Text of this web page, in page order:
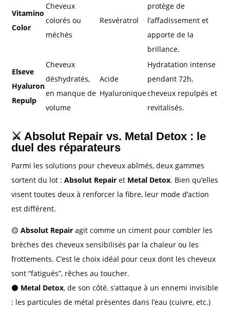
Vitamino
Color
Cheveux
colorés ou
méchés
Resvératrol
protège de
l’affadissement et
apporte de la
brillance.
Elseve
Hyaluron
Repulp
Cheveux
déshydratés,
en manque de
volume
Acide
Hyaluronique
Hydratation intense
pendant 72h,
cheveux repulpés et
revitalisés.
⚔️ Absolut Repair vs. Metal Detox : le
duel des réparateurs
Parmi les solutions pour cheveux abîmés, deux gammes
sortent du lot :Absolut Repair et Metal Detox. Bien qu’elles
visent toutes deux à renforcer la fibre, leur mode d’action
est différent.
🟡Absolut Repair agit comme un ciment pour combler les
brèches des cheveux sensibilisés par la chaleur ou les
frottements. C’est le choix idéal pour ceux dont les cheveux
sont “fatigués”, rêches au toucher.
⚫ Metal Detox, de son côté, s’attaque à un ennemi invisible
: les particules de métal présentes dans l’eau (cuivre, etc.)